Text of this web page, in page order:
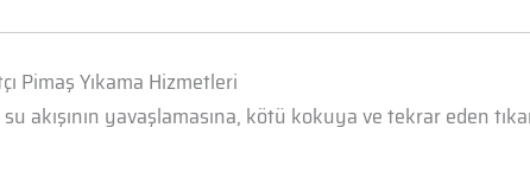
Pimaş Yıkama Hizmetleri
yavaşlamasına, kötü kokuya ve tekrar eden